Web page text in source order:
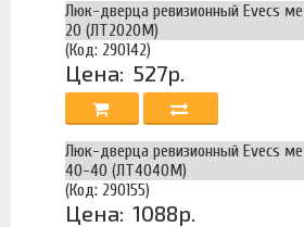
Люк-дверца ревизионный Evecs
20 (ЛТ2020М)
(Код: 290142)
Цена: 527р.
Люк-дверца ревизионный Evecs
40-40 (ЛТ4040М)
(Код: 290155)
Цена: 1088р.